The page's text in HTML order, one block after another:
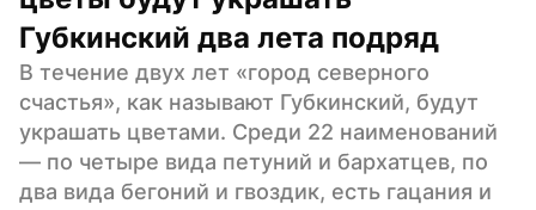
Губкинский два лета подряд
В течение двух лет «город северного
счастья», как называют Губкинский, будут
украшать цветами. Среди 22 наименований
— по четыре вида петуний и бархатцев, по
два вида бегоний и гвоздик, есть гацания и